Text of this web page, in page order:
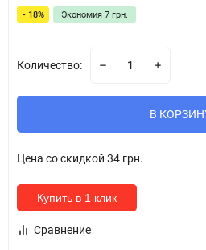
- 18% Экономия 7 грн.
Количество:
В
Цена со скидкой 34 грн.
Купить в 1 клик
Сравнение